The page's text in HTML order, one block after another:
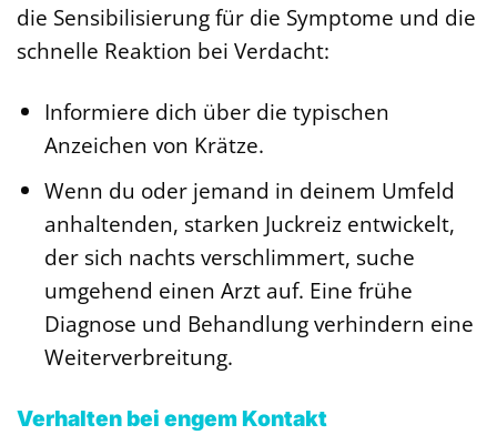
die Sensibilisierung für die Symptome und die
schnelle Reaktion bei Verdacht:
Informiere dich über die typischen
Anzeichen von Krätze.
Wenn du oder jemand in deinem Umfeld
anhaltenden, starken Juckreiz entwickelt,
der sich nachts verschlimmert, suche
umgehend einen Arzt auf. Eine frühe
Diagnose und Behandlung verhindern eine
Weiterverbreitung.
Verhalten bei engem Kontakt